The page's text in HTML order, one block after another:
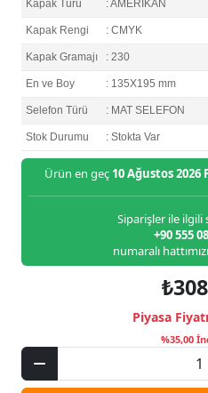
Kapak Türü : AMERİKAN
Kapak Rengi : CMYK
Kapak Gramajı : 230
En ve Boy : 135X195 mm
Selefon Türü : MAT SELEFON
Stok Durumu : Stokta Var
Ürün en geç 10 Ağustos 2026
Siparişler ile ilgili
+90 555
numaralı
Piyasa
%35,00